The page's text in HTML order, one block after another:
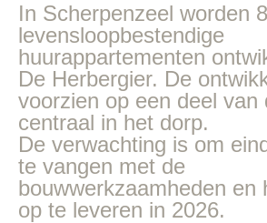
In Scherpenzeel worden 8
levensloopbestendige
huurappartementen
De Herbergier. De
voorzien op een deel van
centraal in het dorp.
De verwachting is om
te vangen met de
bouwwerkzaamheden en
op te leveren in 2026.